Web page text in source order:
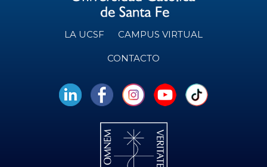
LA UCSF CAMPUS VIRTUAL
CONTACTO